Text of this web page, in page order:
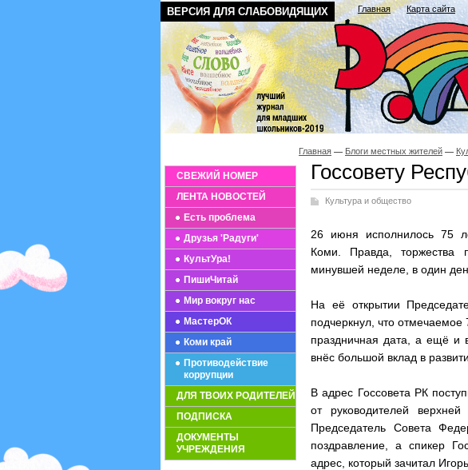
ВЕРСИЯ ДЛЯ СЛАБОВИДЯЩИХ Главная Карта сайта
СВЕЖИЙ НОМЕР
ЛЕНТА НОВОСТЕЙ
Есть проблема
Друзья 'Радуги'
КультУра!
ПишиЧитай
Мир вокруг нас
МастерОК
Коми край
Противодействие
коррупции
ДЛЯ ТВОИХ РОДИТЕЛЕЙ
ПОДПИСКА
ДОКУМЕНТЫ
УЧРЕЖДЕНИЯ
Главная Блоги местных жителей
Госсовету
Культура и общество
26 июня исполнилось 75
Коми. Правда, торжества
минувшей неделе, в один
На её открытии
подчеркнул, что отмечаемое
праздничная дата, а ещё и
внёс большой вклад в
В адрес Госсовета РК
от руководителей
Председатель Совета
поздравление, а спикер
адрес, который зачитал